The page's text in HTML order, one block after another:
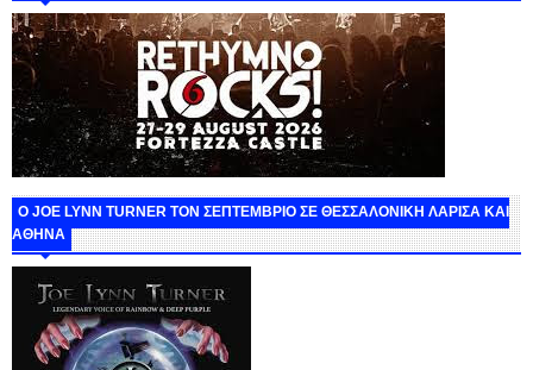
O JOE LYNN TURNER ΤΟΝ ΣΕΠΤΕΜΒΡΙΟ ΣΕ ΘΕΣΣΑΛΟΝΙΚΗ ΛΑΡΙΣΑ ΚΑΙ
ΑΘΗΝΑ